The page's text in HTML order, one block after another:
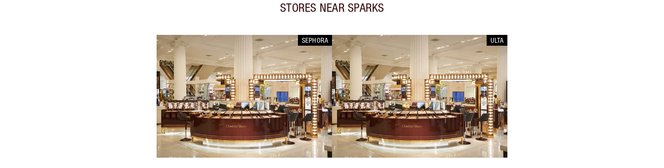
STORES NEAR SPARKS
SEPHORA ULTA